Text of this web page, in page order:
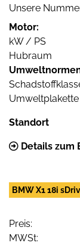
Unsere
Motor:
kW / PS
Hubraum
Umweltplakette
Standort
Details zum
BMW X1 18i
Preis:
MWSt: